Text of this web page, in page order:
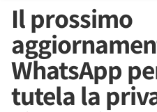
Il prossimo
WhatsApp
tutela la